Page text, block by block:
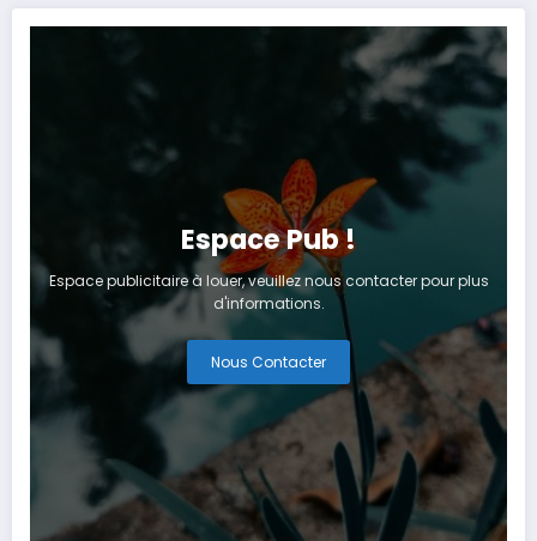
Espace Pub !
Espace publicitaire à louer, veuillez nous contacter pour plus
d'informations.
Nous Contacter